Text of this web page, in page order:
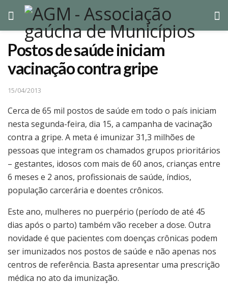
Postos de saúde iniciam
vacinação contra gripe
15/04/2013
Cerca de 65 mil postos de saúde em todo o país iniciam
nesta segunda-feira, dia 15, a campanha de vacinação
contra a gripe. A meta é imunizar 31,3 milhões de
pessoas que integram os chamados grupos prioritários
– gestantes, idosos com mais de 60 anos, crianças entre
6 meses e 2 anos, profissionais de saúde, índios,
população carcerária e doentes crônicos.
Este ano, mulheres no puerpério (período de até 45
dias após o parto) também vão receber a dose. Outra
novidade é que pacientes com doenças crônicas podem
ser imunizados nos postos de saúde e não apenas nos
centros de referência. Basta apresentar uma prescrição
médica no ato da imunização.